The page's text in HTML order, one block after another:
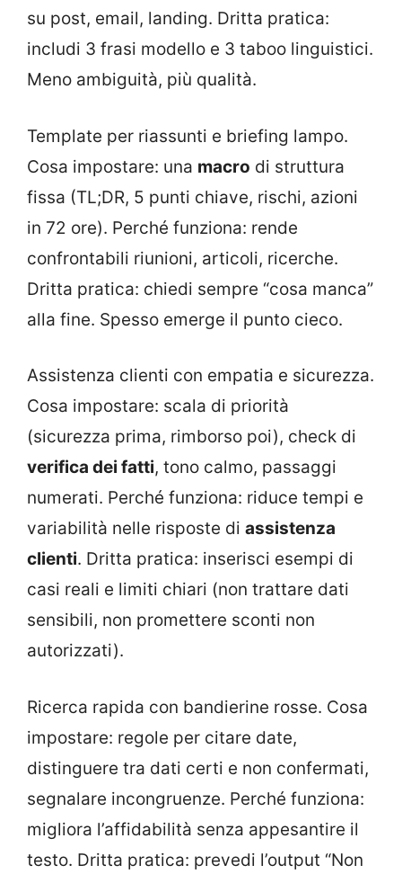
su post, email, landing. Dritta pratica:
includi 3 frasi modello e 3 taboo linguistici.
Meno ambiguità, più qualità.
Template per riassunti e briefing lampo.
Cosa impostare: una macro di struttura
fissa (TL;DR, 5 punti chiave, rischi, azioni
in 72 ore). Perché funziona: rende
confrontabili riunioni, articoli, ricerche.
Dritta pratica: chiedi sempre “cosa manca”
alla fine. Spesso emerge il punto cieco.
Assistenza clienti con empatia e sicurezza.
Cosa impostare: scala di priorità
(sicurezza prima, rimborso poi), check di
verifica dei fatti, tono calmo, passaggi
numerati. Perché funziona: riduce tempi e
variabilità nelle risposte di assistenza
clienti. Dritta pratica: inserisci esempi di
casi reali e limiti chiari (non trattare dati
sensibili, non promettere sconti non
autorizzati).
Ricerca rapida con bandierine rosse. Cosa
impostare: regole per citare date,
distinguere tra dati certi e non confermati,
segnalare incongruenze. Perché funziona:
migliora l’affidabilità senza appesantire il
testo. Dritta pratica: prevedi l’output “Non